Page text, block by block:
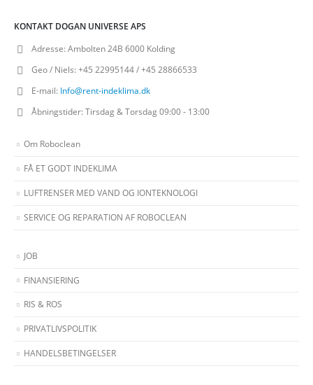
KONTAKT DOGAN UNIVERSE APS
Adresse:Ambolten 24B 6000 Kolding
Geo / Niels:+45 22995144 / +45 28866533
E-mail: Info@rent-indeklima.dk
Åbningstider:Tirsdag & Torsdag 09:00 - 13:00
Om Roboclean
FÅ ET GODT INDEKLIMA
LUFTRENSER MED VAND OG IONTEKNOLOGI
SERVICE OG REPARATION AF ROBOCLEAN
JOB
FINANSIERING
RIS & ROS
PRIVATLIVSPOLITIK
HANDELSBETINGELSER